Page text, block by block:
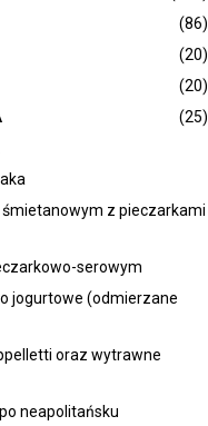
(86)
(20)
(20)
(25)
z pieczarkami
serowym
jogurtowe (odmierzane
oraz wytrawne
neapolitańsku